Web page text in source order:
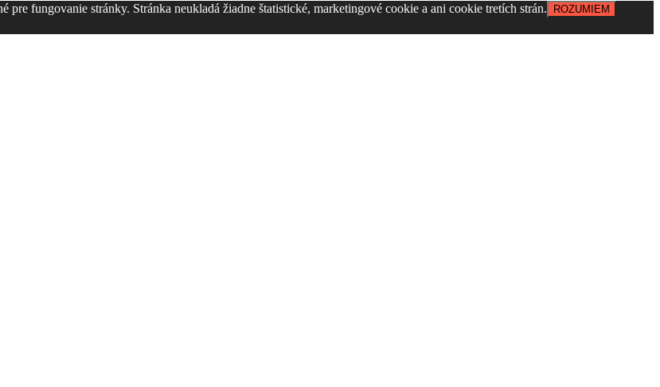
fungovanie stránky. Stránka neukladá žiadne štatistické, marketingové cookie a ani cookie tretích strán.
ROZUMIEM